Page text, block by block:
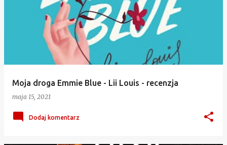
Moja droga Emmie Blue - Lii Louis - recenzja
maja 15, 2021
Dodaj komentarz